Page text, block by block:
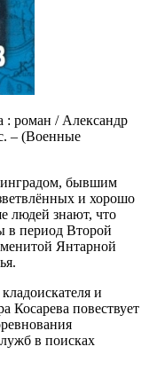
: роман / Александр
– (Военные
бывшим
и хорошо
людей знают, что
в период Второй
Янтарной
и
Косарева повествует
в поисках